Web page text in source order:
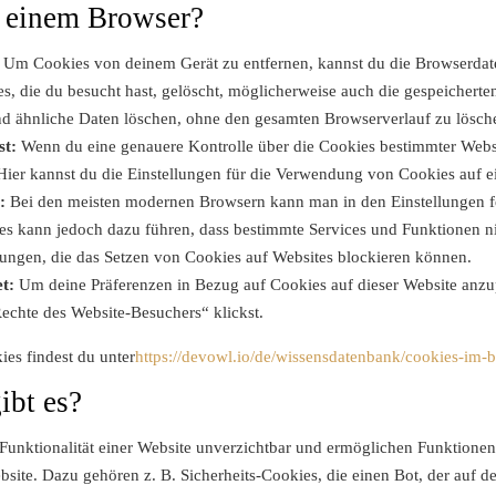
Browser?
Um Cookies von deinem Gerät zu entfernen, kannst du die
die du besucht hast, gelöscht, möglicherweise auch die
ähnliche Daten löschen, ohne den gesamten Browserverlauf zu
Wenn du eine genauere Kontrolle über die Cookies bestimmter
kannst du die Einstellungen für die Verwendung von Cookies auf
Bei den meisten modernen Browsern kann man in den Einstellungen
kann jedoch dazu führen, dass bestimmte Services und
die das Setzen von Cookies auf Websites blockieren können.
Um deine Präferenzen in Bezug auf Cookies auf dieser Website
des Website-Besuchers“ klickst.
findest du unterhttps://devowl.io/de/wissensdatenbank/cookies-
es?
einer Website unverzichtbar und ermöglichen
Dazu gehören z. B. Sicherheits-Cookies, die einen Bot, der auf